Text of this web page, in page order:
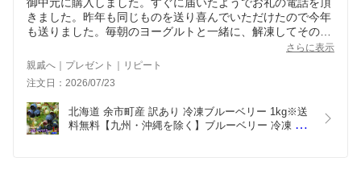
きました。昨年も同じものを送り喜んでいただけたので今年
も送りました。毎朝のヨーグルトと一緒に、解凍してそのま
ま、1キログラムもあるので嬉しいと言っていました。さらに表示
親戚へ｜プレゼント｜リピート
注文日：2026/07/23
北海道 余市町産 訳あり 冷凍ブルーベリー 1kg※送
料無料【九州・沖縄を除く】ブルーベリー 冷凍 国